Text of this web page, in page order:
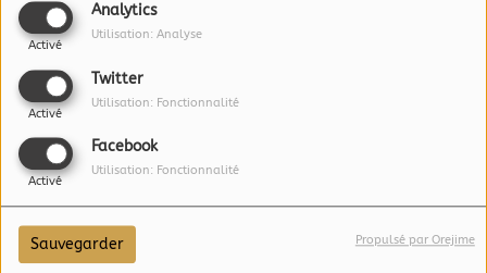
Analytics
Activé
Utilisation: Analyse
Twitter
Activé
Utilisation: Fonctionnalité
Facebook
Activé
Utilisation: Fonctionnalité
Sauvegarder Propulsé par Orejime
CARMEN LUANA STRUPPA -
CONCERT LIVE
CHARLOTTE SOHY : LES
3 ANGES, MAHLER,
MOZART, DÉBORA